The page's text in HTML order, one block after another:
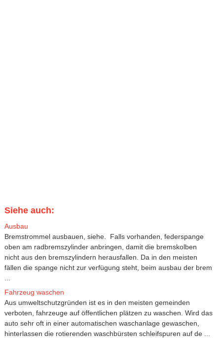
Siehe auch:
Ausbau
Bremstrommel ausbauen, siehe. Falls vorhanden, federspange
oben am radbremszylinder anbringen, damit die bremskolben
nicht aus den bremszylindern herausfallen. Da in den meisten
fällen die spange nicht zur verfügung steht, beim ausbau der brem
Fahrzeug waschen
Aus umweltschutzgründen ist es in den meisten gemeinden
verboten, fahrzeuge auf öffentlichen plätzen zu waschen. Wird das
auto sehr oft in einer automatischen waschanlage gewaschen,
hinterlassen die rotierenden waschbürsten schleifspuren auf de ...